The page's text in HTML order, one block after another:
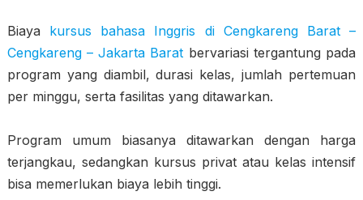
Biaya kursus bahasa Inggris di Cengkareng Barat –
Cengkareng – Jakarta Barat bervariasi tergantung pada
program yang diambil, durasi kelas, jumlah pertemuan
per minggu, serta fasilitas yang ditawarkan.
Program umum biasanya ditawarkan dengan harga
terjangkau, sedangkan kursus privat atau kelas intensif
bisa memerlukan biaya lebih tinggi.